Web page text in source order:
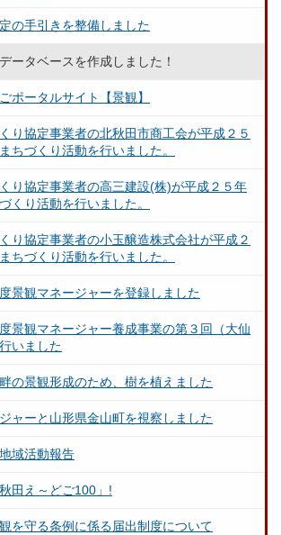
の手引きを整備しました
ータベースを作成しました！
ポータルサイト【景観】
り協定事業者の北秋田市商工会が平成２５
ちづくり活動を行いました。
り協定事業者の高三建設(株)が平成２５年
くり活動を行いました。
り協定事業者の小玉醸造株式会社が平成２
ちづくり活動を行いました。
景観マネージャーを登録しました
景観マネージャー養成事業の第３回（大仙
いました
の景観形成のため、樹を植えました
ャーと山形県金山町を視察しました
域活動報告
田え～どご100」!
を守る条例に係る届出制度について